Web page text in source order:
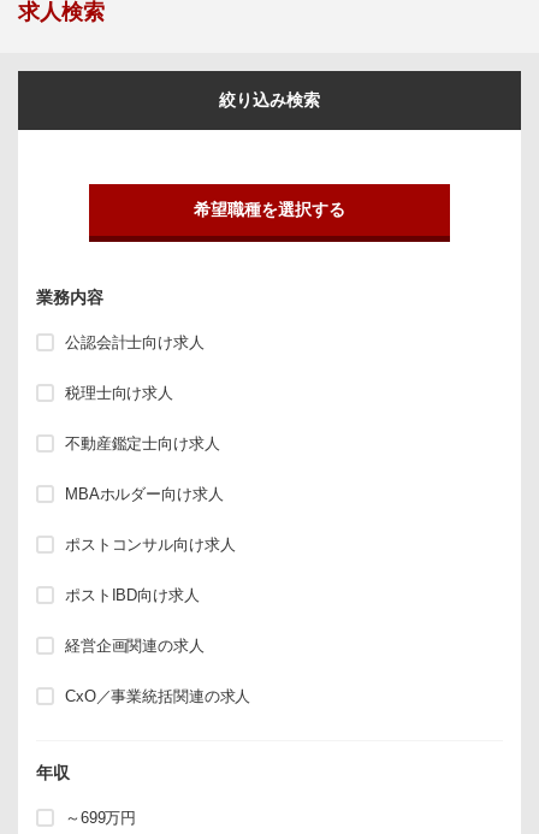
求人検索
絞り込み検索
希望職種を選択する
業務内容
公認会計士向け求人
税理士向け求人
不動産鑑定士向け求人
MBAホルダー向け求人
ポストコンサル向け求人
ポストIBD向け求人
経営企画関連の求人
CxO／事業統括関連の求人
年収
～699万円